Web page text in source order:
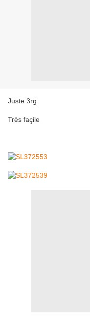
Juste 3rg
Très façile